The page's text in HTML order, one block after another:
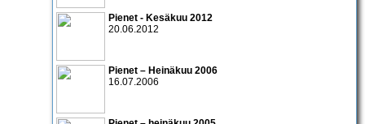
Pienet - Kesäkuu 2012
20.06.2012
Pienet – Heinäkuu 2006
16.07.2006